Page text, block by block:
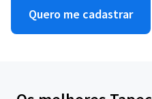
Quero me cadastrar